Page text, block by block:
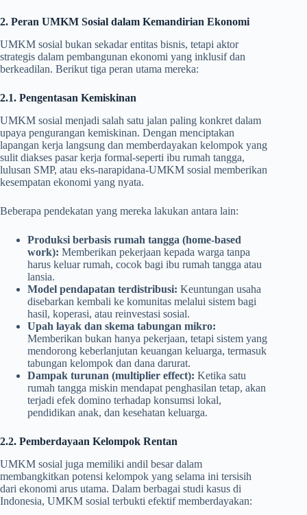
2. Peran UMKM Sosial dalam Kemandirian Ekonomi
UMKM sosial bukan sekadar entitas bisnis, tetapi aktor
strategis dalam pembangunan ekonomi yang inklusif dan
berkeadilan. Berikut tiga peran utama mereka:
2.1. Pengentasan Kemiskinan
UMKM sosial menjadi salah satu jalan paling konkret dalam
upaya pengurangan kemiskinan. Dengan menciptakan
lapangan kerja langsung dan memberdayakan kelompok yang
sulit diakses pasar kerja formal-seperti ibu rumah tangga,
lulusan SMP, atau eks-narapidana-UMKM sosial memberikan
kesempatan ekonomi yang nyata.
Beberapa pendekatan yang mereka lakukan antara lain:
Produksi berbasis rumah tangga (home-based
work): Memberikan pekerjaan kepada warga tanpa
harus keluar rumah, cocok bagi ibu rumah tangga atau
lansia.
Model pendapatan terdistribusi: Keuntungan usaha
disebarkan kembali ke komunitas melalui sistem bagi
hasil, koperasi, atau reinvestasi sosial.
Upah layak dan skema tabungan mikro:
Memberikan bukan hanya pekerjaan, tetapi sistem yang
mendorong keberlanjutan keuangan keluarga, termasuk
tabungan kelompok dan dana darurat.
Dampak turunan (multiplier effect): Ketika satu
rumah tangga miskin mendapat penghasilan tetap, akan
terjadi efek domino terhadap konsumsi lokal,
pendidikan anak, dan kesehatan keluarga.
2.2. Pemberdayaan Kelompok Rentan
UMKM sosial juga memiliki andil besar dalam
membangkitkan potensi kelompok yang selama ini tersisih
dari ekonomi arus utama. Dalam berbagai studi kasus di
Indonesia, UMKM sosial terbukti efektif memberdayakan: